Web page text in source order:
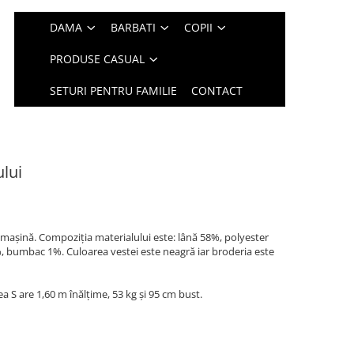
DAMA BARBATI COPII
PRODUSE CASUAL
SETURI PENTRU FAMILIE CONTACT
Compoziția materialului este: lână 58%, polyester
bumbac 1%. Culoarea vestei este neagră iar broderia este
are 1,60 m înălțime, 53 kg și 95 cm bust.